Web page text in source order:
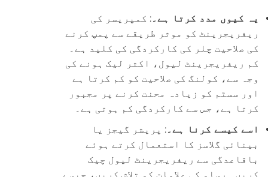
یہ کیوں مدد کرتا ہے۔: کمپریسر کی
ریفریجرینٹ کو موثر طریقے سے پمپ کرنے
کی صلاحیت چلر کی کارکردگی کی کلید ہے۔
کم ریفریجرینٹ لیول، اکثر لیک ہونے کی
وجہ سے، کولنگ کی صلاحیت کو کم کرتا ہے
اور سسٹم کو زیادہ محنت کرنے پر مجبور
کرتا ہے، جس سے کارکردگی کم ہوتی ہے۔
اسے کیسے کرنا ہے۔ : پریشر گیجز یا
بینائی گلاسز کا استعمال کرتے ہوئے
باقاعدگی سے ریفریجرینٹ لیول چیک
کریں۔ رساو کی علامات کو تلاش کریں، جیسے